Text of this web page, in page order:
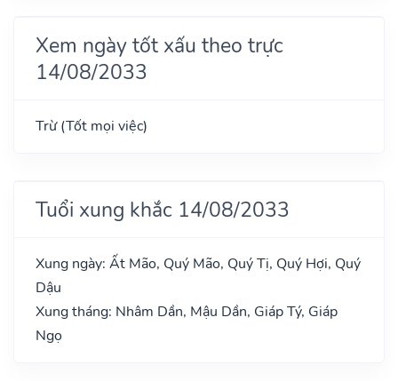
Xem ngày tốt xấu theo trực
14/08/2033
Trừ (Tốt mọi việc)
Tuổi xung khắc 14/08/2033
Xung ngày: Ất Mão, Quý Mão, Quý Tị, Quý Hợi, Quý
Dậu
Xung tháng: Nhâm Dần, Mậu Dần, Giáp Tý, Giáp
Ngọ